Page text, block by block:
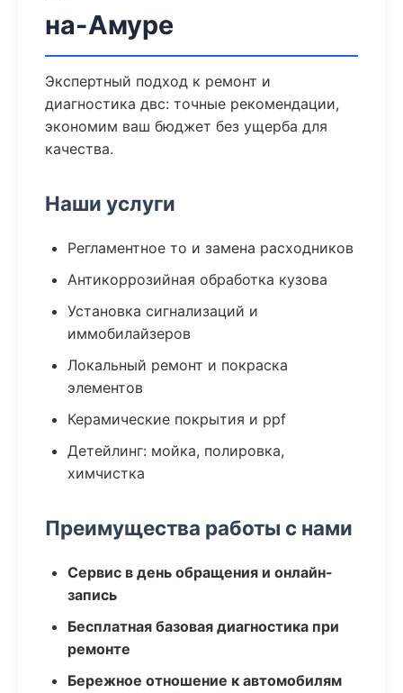
на-Амуре
Экспертный подход к ремонт и
диагностика двс: точные рекомендации,
экономим ваш бюджет без ущерба для
качества.
Наши услуги
Регламентное то и замена расходников
Антикоррозийная обработка кузова
Установка сигнализаций и
иммобилайзеров
Локальный ремонт и покраска
элементов
Керамические покрытия и ppf
Детейлинг: мойка, полировка,
химчистка
Преимущества работы с нами
Сервис в день обращения и онлайн-
запись
Бесплатная базовая диагностика при
ремонте
Бережное отношение к автомобилям